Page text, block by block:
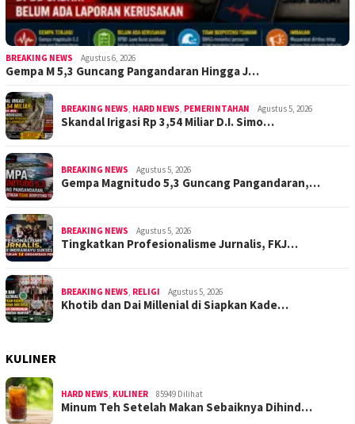
BREAKING NEWS Agustus 6, 2026
Gempa M 5,3 Guncang Pangandaran Hingga J…
BREAKING NEWS, HARD NEWS, PEMERINTAHAN Agustus 5, 2026
Skandal Irigasi Rp 3,54 Miliar D.I. Simo…
BREAKING NEWS Agustus 5, 2026
Gempa Magnitudo 5,3 Guncang Pangandaran,…
BREAKING NEWS Agustus 5, 2026
Tingkatkan Profesionalisme Jurnalis, FKJ…
BREAKING NEWS, RELIGI Agustus 5, 2026
Khotib dan Dai Millenial di Siapkan Kade…
KULINER
HARD NEWS, KULINER 85949 Dilihat
Minum Teh Setelah Makan Sebaiknya Dihind…